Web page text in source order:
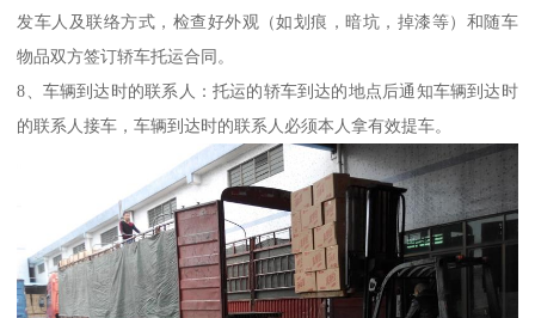
发车人及联络方式，检查好外观（如划痕，暗坑，掉漆等）和随车
物品双方签订轿车托运合同。
8、车辆到达时的联系人：托运的轿车到达的地点后通知车辆到达时
的联系人接车，车辆到达时的联系人必须本人拿有效提车。